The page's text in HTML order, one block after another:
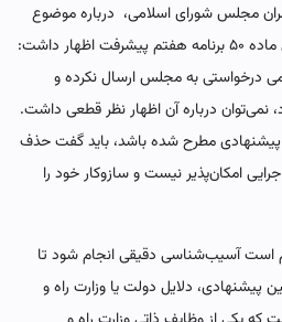
مجلس شورای اسلامی، درباره موضوع
مطرح‌شده پیرامون حذف احتمالی ماده ۵۰ برنامه هفتم پیشرفت اظهار داشت:
درخواستی به مجلس ارسال نکرده و
نمی‌توان درباره آن اظهار نظر قطعی داشت.
پیشنهادی مطرح شده باشد، باید گفت حذف
امکان‌پذیر نیست و سازوکار خود را
است آسیب‌شناسی دقیقی انجام شود تا
دلایل دولت یا وزارت راه و